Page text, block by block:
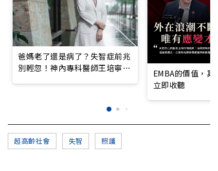
爸媽老了還是病了？失智症前兆
別輕忽！神內專科醫師王培寧呼
EMBA的價值，
立即收聽
超高齡社會 失智 照護